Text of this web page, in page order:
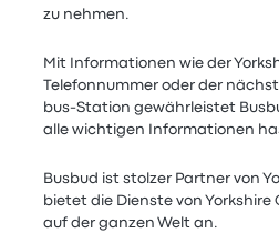
zu nehmen.
Mit Informationen wie der
Telefonnummer oder der
bus-Station gewährleistet
alle wichtigen Informationen
Busbud ist stolzer Partner von
bietet die Dienste von Yorkshire
auf der ganzen Welt an.